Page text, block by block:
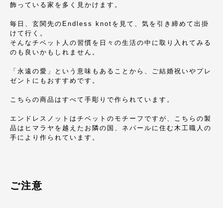
飾っている家を多く見かけます。
毎日、玄関先のEndless knotを見て、気を引き締めて出掛
けて行く。
そんなチベット人の習慣を日々の生活の中に取り入れてみる
のも良いかもしれません。
「永遠の愛」という意味もあることから、ご結婚祝いやプレ
ゼントにもおすすめです。
こちらの商品はすべて手彫りで作られています。
エンドレスノットはチベットのモチーフですが、こちらの製
品はヒマラヤを越えたお隣の国、ネパールに住む木工職人の
手により作られています。
ご注意